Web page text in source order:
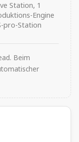
Station, 1
Engine
pro-Station
Beim